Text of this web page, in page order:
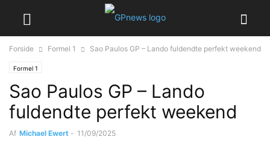
Forside Formel 1 Sao Paulos GP – Lando fuldendte perfekt weekend
Formel 1
Sao Paulos GP – Lando
fuldendte perfekt weekend
Af Michael Ewert - 11/09/2025